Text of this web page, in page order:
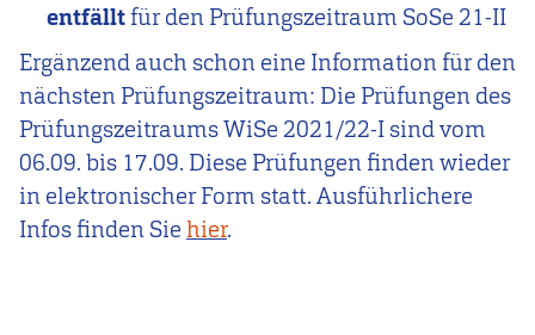
entfällt für den Prüfungszeitraum SoSe 21-II
Ergänzend auch schon eine Information für den
nächsten Prüfungszeitraum: Die Prüfungen des
Prüfungszeitraums WiSe 2021/22-I sind vom
06.09. bis 17.09. Diese Prüfungen finden wieder
in elektronischer Form statt. Ausführlichere
Infos finden Sie hier.